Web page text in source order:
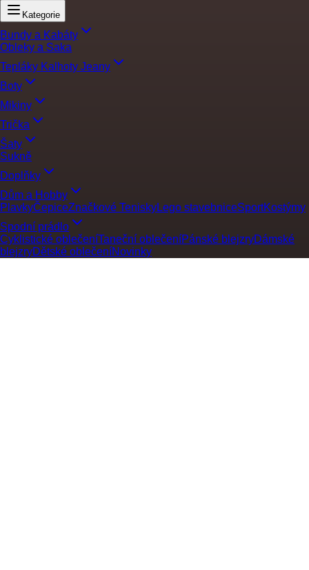
Kategorie
Bundy a Kabáty
Obleky a Saka
Tepláky Kalhoty Jeany
Boty
Mikiny
Trička
Šaty
Sukně
Doplňky
Dům a Hobby
PlavkyČepiceZnačkové TeniskyLego stavebniceSportKostýmy
Spodní prádlo
Cyklistické oblečeníTaneční oblečeníPánské blejzryDámské
blejzryDětské oblečeníNovinky